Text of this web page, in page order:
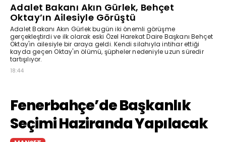
Adalet Bakanı Akın Gürlek, Behçet
Oktay’ın Ailesiyle Görüştü
Adalet Bakanı Akın Gürlek bugün iki önemli görüşme
gerçekleştirdi ve ilk olarak eski Özel Harekat Daire Başkanı Behçet
Oktay'ın ailesiyle bir araya geldi. Kendi silahıyla intihar ettiği
kayda geçen Oktay'ın ölümü, şüpheler nedeniyle uzun süredir
tartışılıyor.
18:44